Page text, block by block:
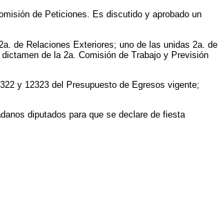
de Peticiones. Es discutido y aprobado un
de Relaciones Exteriores; uno de las unidas 2a. de
de la 2a. Comisión de Trabajo y Previsión
y 12323 del Presupuesto de Egresos vigente;
diputados para que se declare de fiesta